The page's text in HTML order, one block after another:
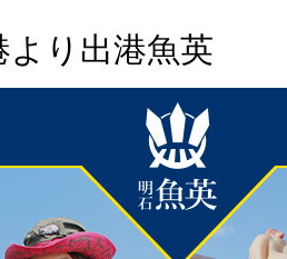
より出港魚英